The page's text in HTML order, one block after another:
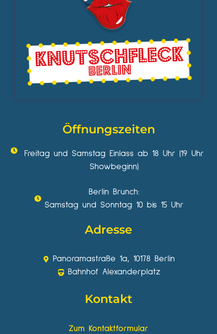
Öffnungszeiten
Freitag und Samstag Einlass ab 18 Uhr (19 Uhr
Showbeginn)
Berlin Brunch:
Samstag und Sonntag 10 bis 15 Uhr
Adresse
Panoramastraße 1a, 10178 Berlin
Bahnhof Alexanderplatz
Kontakt
Zum Kontaktformular